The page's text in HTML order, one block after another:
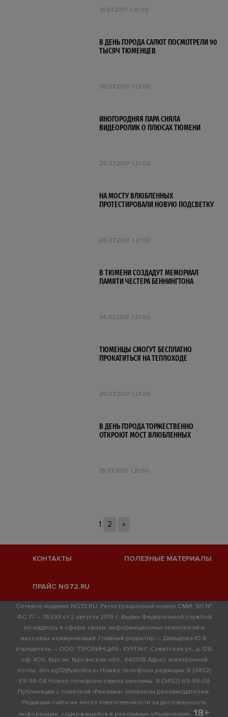
31.07.2017 21:00
В ДЕНЬ ГОРОДА САЛЮТ ПОСМОТРЕЛИ 90
ТЫСЯЧ ТЮМЕНЦЕВ
30.07.2017 21:00
ИНОГОРОДНЯЯ ПАРА СНЯЛА
ВИДЕОРОЛИК О ПЛЮСАХ ТЮМЕНИ
25.07.2017 21:00
НА МОСТУ ВЛЮБЛЕННЫХ
ПРОТЕСТИРОВАЛИ НОВУЮ ПОДСВЕТКУ
25.07.2017 21:00
В ТЮМЕНИ СОЗДАДУТ МЕМОРИАЛ
ПАМЯТИ ЧЕСТЕРА БЕННИНГТОНА
24.07.2017 21:00
ТЮМЕНЦЫ СМОГУТ БЕСПЛАТНО
ПРОКАТИТЬСЯ НА ТЕПЛОХОДЕ
20.07.2017 21:00
В ДЕНЬ ГОРОДА ТОРЖЕСТВЕННО
ОТКРОЮТ МОСТ ВЛЮБЛЕННЫХ
19.07.2017 21:00
1 2 »
КОНТАКТЫ ПОЛЕЗНЫЕ МАТЕРИАЛЫ
ПРАЙС NG72.RU
Сетевое издание NG72.RU. Регистрационный номер СМИ: ЭЛ №
ФС 77 — 76393 от 2 августа 2019 г. Выдан Федеральной службой
по надзору в сфере связи, информационных технологий и
массовых коммуникаций. Главный редактор — Давыдова Ю.В.
Учредитель — ООО "ПРОВИНЦИЯ - КУРГАН" Советская ул., д. 128,
оф. 406, Курган, Курганская обл., 640018 Адрес электронной
почты: zen.ng72@yandex.ru Номер телефона редакции: 8 (3452)
69-98-08 Номер телефона отдела рекламы: 8 (3452) 69-98-08
Публикации с пометкой «Реклама» оплачены рекламодателем.
Редакция сайта не несет ответственности за достоверность
информации, содержащейся в рекламных объявлениях. 18+